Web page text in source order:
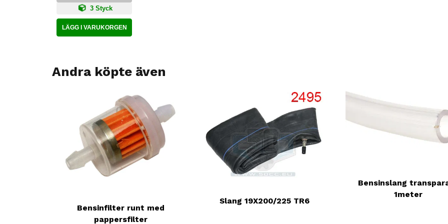
3 Styck
LÄGG I VARUKORGEN
Andra köpte även
Bensinfilter runt med
pappersfilter
Slang 19X200/225 TR6
Bensinslang
1meter